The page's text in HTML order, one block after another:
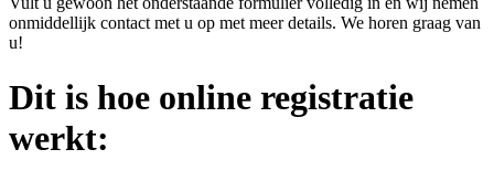
onmiddellijk contact met u op met meer details. We horen graag van
u!
Dit is hoe online registratie
werkt: